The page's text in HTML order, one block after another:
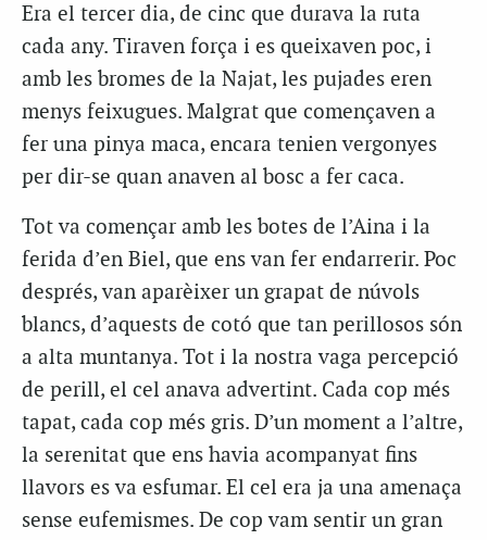
Era el tercer dia, de cinc que durava la ruta
cada any. Tiraven força i es queixaven poc, i
amb les bromes de la Najat, les pujades eren
menys feixugues. Malgrat que començaven a
fer una pinya maca, encara tenien vergonyes
per dir-se quan anaven al bosc a fer caca.
Tot va començar amb les botes de l’Aina i la
ferida d’en Biel, que ens van fer endarrerir. Poc
després, van aparèixer un grapat de núvols
blancs, d’aquests de cotó que tan perillosos són
a alta muntanya. Tot i la nostra vaga percepció
de perill, el cel anava advertint. Cada cop més
tapat, cada cop més gris. D’un moment a l’altre,
la serenitat que ens havia acompanyat fins
llavors es va esfumar. El cel era ja una amenaça
sense eufemismes. De cop vam sentir un gran